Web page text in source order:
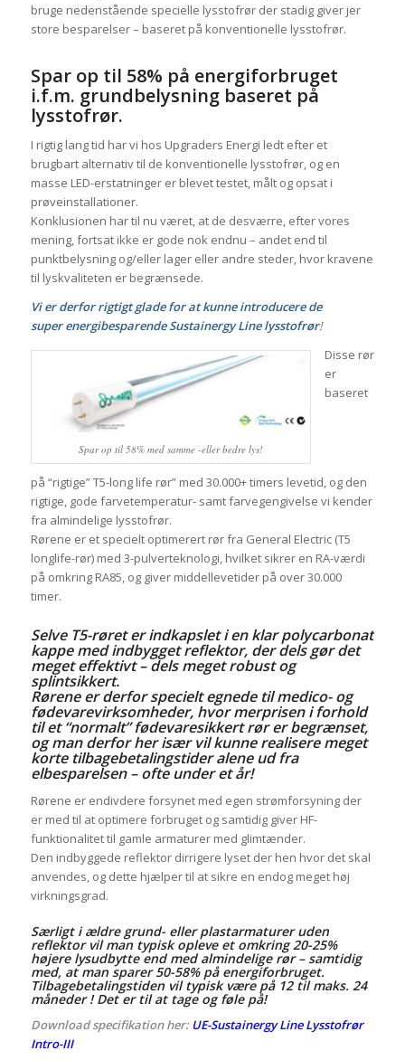
bruge nedenstående specielle lysstofrør der stadig giver jer
store besparelser – baseret på konventionelle lysstofrør.
Spar op til 58% på energiforbruget
i.f.m. grundbelysning baseret på
lysstofrør.
I rigtig lang tid har vi hos Upgraders Energi ledt efter et
brugbart alternativ til de konventionelle lysstofrør, og en
masse LED-erstatninger er blevet testet, målt og opsat i
prøveinstallationer.
Konklusionen har til nu været, at de desværre, efter vores
mening, fortsat ikke er gode nok endnu – andet end til
punktbelysning og/eller lager eller andre steder, hvor kravene
til lyskvaliteten er begrænsede.
Vi er derfor rigtigt glade for at kunne introducere de
super energibesparende Sustainergy Line lysstofrør!
Spar op til 58% med samme -eller bedre lys!
Disse rør
er
baseret
på “rigtige” T5-long life rør” med 30.000+ timers levetid, og den
rigtige, gode farvetemperatur- samt farvegengivelse vi kender
fra almindelige lysstofrør.
Rørene er et specielt optimerert rør fra General Electric (T5
longlife-rør) med 3-pulverteknologi, hvilket sikrer en RA-værdi
på omkring RA85, og giver middellevetider på over 30.000
timer.
Selve T5-røret er indkapslet i en klar polycarbonat
kappe med indbygget reflektor, der dels gør det
meget effektivt – dels meget robust og
splintsikkert.
Rørene er derfor specielt egnede til medico- og
fødevarevirksomheder, hvor merprisen i forhold
til et “normalt” fødevaresikkert rør er begrænset,
og man derfor her især vil kunne realisere meget
korte tilbagebetalingstider alene ud fra
elbesparelsen – ofte under et år!
Rørene er endivdere forsynet med egen strømforsyning der
er med til at optimere forbruget og samtidig giver HF-
funktionalitet til gamle armaturer med glimtænder.
Den indbyggede reflektor dirrigere lyset der hen hvor det skal
anvendes, og dette hjælper til at sikre en endog meget høj
virkningsgrad.
Særligt i ældre grund- eller plastarmaturer uden
reflektor vil man typisk opleve et omkring 20-25%
højere lysudbytte end med almindelige rør – samtidig
med, at man sparer 50-58% på energiforbruget.
Tilbagebetalingstiden vil typisk være på 12 til maks. 24
måneder ! Det er til at tage og føle på!
Download specifikation her: UE-Sustainergy Line Lysstofrør
Intro-III